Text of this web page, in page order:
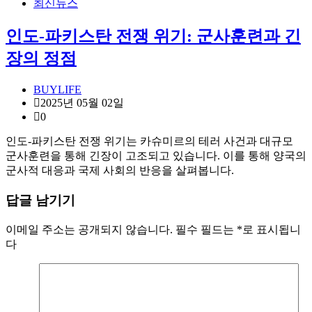
최신뉴스
인도-파키스탄 전쟁 위기: 군사훈련과 긴
장의 정점
BUYLIFE
2025년 05월 02일
0
인도-파키스탄 전쟁 위기는 카슈미르의 테러 사건과 대규모
군사훈련을 통해 긴장이 고조되고 있습니다. 이를 통해 양국의
군사적 대응과 국제 사회의 반응을 살펴봅니다.
답글 남기기
이메일 주소는 공개되지 않습니다. 필수 필드는 *로 표시됩니
다